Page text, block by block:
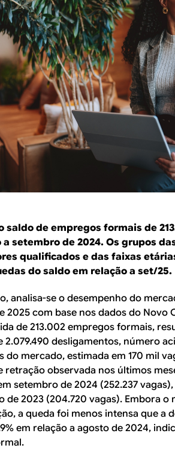
saldo de empregos formais de
a setembro de 2024. Os grupos
qualificados e das faixas
do saldo em relação a set/25.
analisa-se o desempenho do
2025 com base nos dados do Novo
de 213.002 empregos formais,
2.079.490 desligamentos, número
do mercado, estimada em 170 mil
retração observada nos últimos
setembro de 2024 (252.237
de 2023 (204.720 vagas). Embora o
a queda foi menos intensa que a
em relação a agosto de 2024,